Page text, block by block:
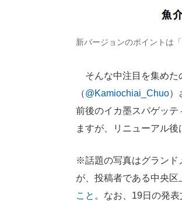
新バージョンのポイントは
そんな中注目を集めた
（@Kamiochiai_Chuo）
前後のイカ墨スパゲッ
ますが、リニューアル
※話題の写真はグランド
が、投稿者である中央
こと 。なお、19日の発